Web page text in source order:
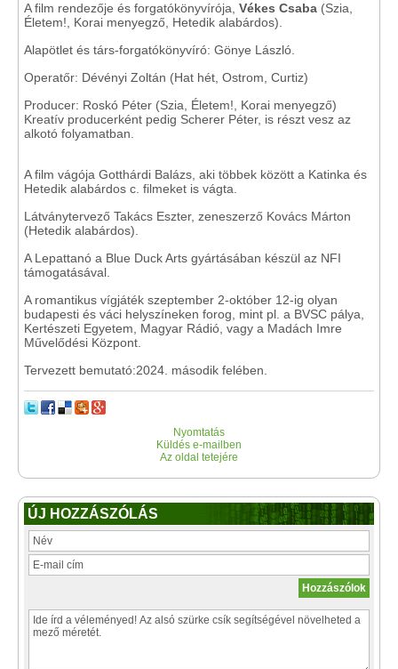
A film rendezője és forgatókönyvírója, Vékes Csaba (Szia,
Életem!, Korai menyegző, Hetedik alabárdos).
Alapötlet és társ-forgatókönyvíró: Gönye László.
Operatőr: Dévényi Zoltán (Hat hét, Ostrom, Curtiz)
Producer: Roskó Péter (Szia, Életem!, Korai menyegző)
Kreatív producerként pedig Scherer Péter, is részt vesz az
alkotó folyamatban.
A film vágója Gotthárdi Balázs, aki többek között a Katinka és
Hetedik alabárdos c. filmeket is vágta.
Látványtervező Takács Eszter, zeneszerző Kovács Márton
(Hetedik alabárdos).
A Lepattanó a Blue Duck Arts gyártásában készül az NFI
támogatásával.
A romantikus vígjáték szeptember 2-október 12-ig olyan
budapesti és váci helyszíneken forog, mint pl. a BVSC pálya,
Kertészeti Egyetem, Magyar Rádió, vagy a Madách Imre
Művelődési Központ.
Tervezett bemutató:2024. második felében.
Nyomtatás
Küldés e-mailben
Az oldal tetejére
ÚJ HOZZÁSZÓLÁS